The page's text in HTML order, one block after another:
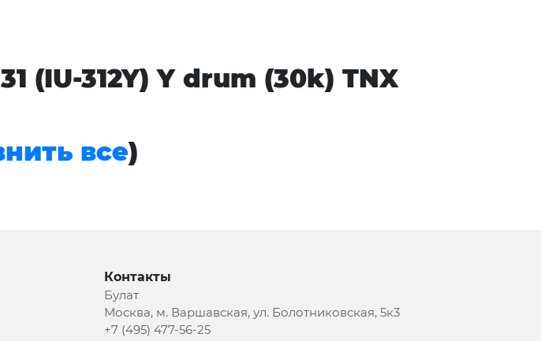
(IU-312Y) Y drum (30k) TNX
все)
Контакты
Булат
Москва, м. Варшавская, ул. Болотниковская, 5к3
+7 (495) 477-56-25